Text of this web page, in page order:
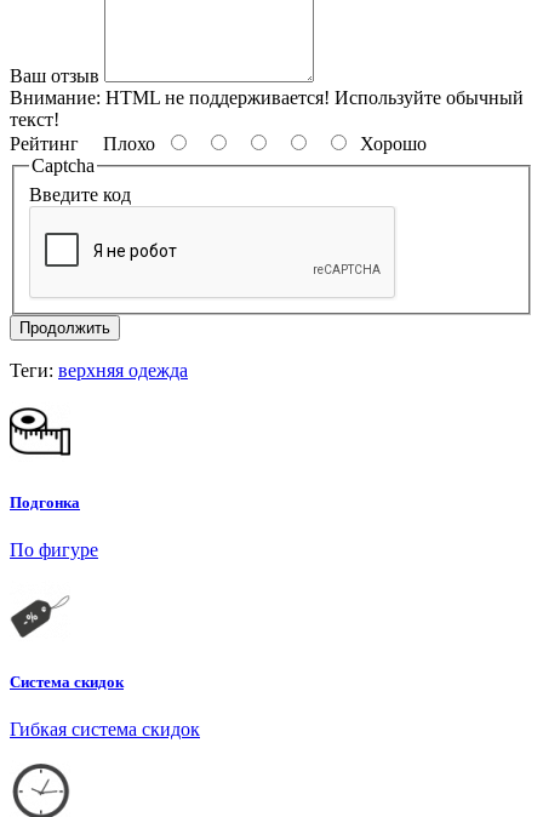
Ваш отзыв
Внимание: HTML не поддерживается! Используйте обычный
текст!
Рейтинг Плохо
Хорошо
Captcha
Введите код
Продолжить
Теги: верхняя одежда
Подгонка
По фигуре
Система скидок
Гибкая система скидок